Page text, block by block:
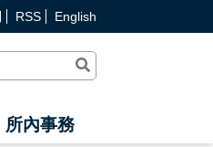
RSS English
出
所內事務